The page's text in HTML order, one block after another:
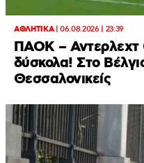
ΑΘΛΗΤΙΚΑ|06.08.2026 | 23:39
ΠΑΟΚ – Αντερλεχτ
δύσκολα! Στο
Θεσσαλονικείς